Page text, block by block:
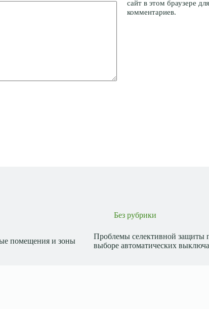
сайт в этом браузере
комментариев.
помещения и зоны
Без рубрики
Проблемы селективной защиты
выборе автоматических